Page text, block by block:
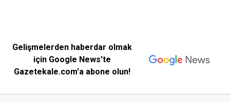
Gelişmelerden haberdar olmak
için Google News'te
Gazetekale.com'a abone olun!